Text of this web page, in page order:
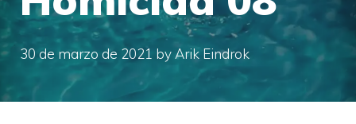
30 de marzo de 2021 by Arik Eindrok